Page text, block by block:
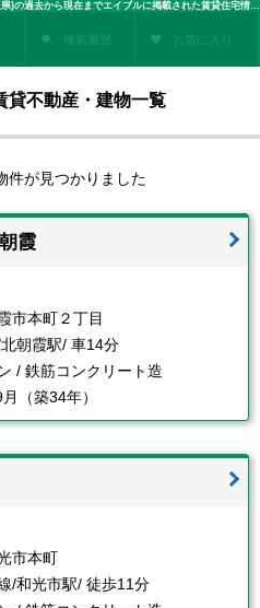
賃貸マンション・賃貸アパートなど和光市駅(埼玉県)の過去から現在までエイブルに掲載された賃貸住宅情報・建物情報を検索！不動産賃貸を探すなら、お部屋探しのエイブル
検索履歴 お気に入り
貸不動産・建物一覧
件が見つかりました
霞
市本町２丁目
朝霞駅/ 車14分
/ 鉄筋コンクリート造
（築34年）
市本町
/和光市駅/ 徒歩11分